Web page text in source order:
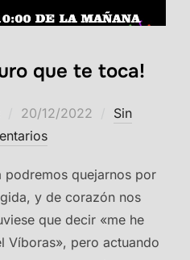
que te toca!
Publicado
el
20/12/2022
Sin
podremos quejarnos por
y de corazón nos
que decir «me he
Víboras», pero actuando